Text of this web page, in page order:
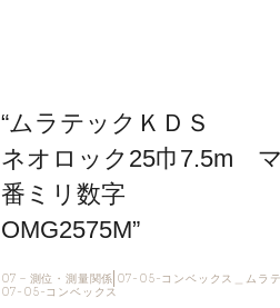
“ムラテックＫＤＳ
ネオロック25巾7.5m
番ミリ数字
OMG2575M”
07 – 測位・測量関係 07-05-コンベックス＿ムラ
07-05-コンベックス